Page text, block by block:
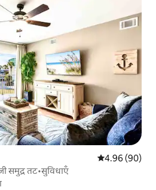
औसत रेटिंग 5 में
4.96 (90)
समुद्र तट•सुविधाएँ